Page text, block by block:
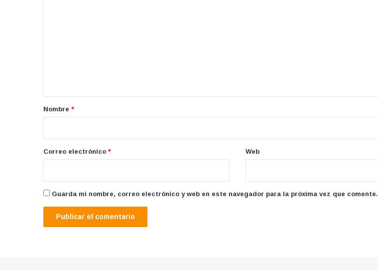
r
*
Nombre *
Correo electrónico * Web
Guarda mi nombre, correo electrónico y web en este navegador para la próxima vez que comente.